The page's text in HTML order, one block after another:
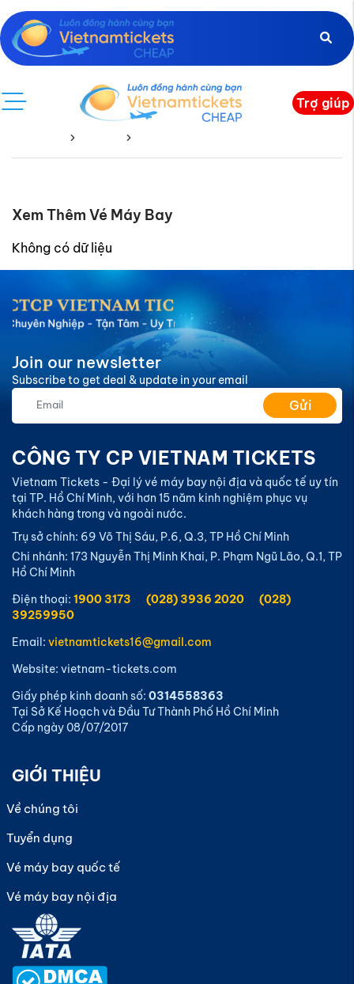
Trợ giúp
Xem Thêm Vé Máy Bay
Không có dữ liệu
Join our newsletter
Subscribe to get deal & update in your email
Gửi
CÔNG TY CP VIETNAM TICKETS
Vietnam Tickets - Đại lý vé máy bay nội địa và quốc tế uy tín
tại TP. Hồ Chí Minh, với hơn 15 năm kinh nghiệm phục vụ
khách hàng trong và ngoài nước.
Trụ sở chính: 69 Võ Thị Sáu, P.6, Q.3, TP Hồ Chí Minh
Chi nhánh: 173 Nguyễn Thị Minh Khai, P. Phạm Ngũ Lão, Q.1, TP
Hồ Chí Minh
Điện thoại: 1900 3173 (028) 3936 2020
(028)
39259950
Email: vietnamtickets16@gmail.com
Website: vietnam-tickets.com
Giấy phép kinh doanh số: 0314558363
Tại Sở Kế Hoạch và Đầu Tư Thành Phố Hồ Chí Minh
Cấp ngày 08/07/2017
GIỚI THIỆU
Về chúng tôi
Tuyển dụng
Vé máy bay quốc tế
Vé máy bay nội địa